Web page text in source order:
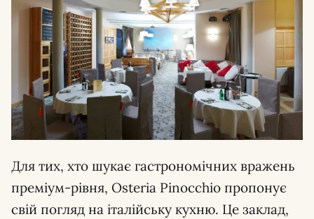
Для тих, хто шукає гастрономічних вражень
преміум-рівня, Osteria Pinocchio пропонує
свій погляд на італійську кухню. Це заклад,